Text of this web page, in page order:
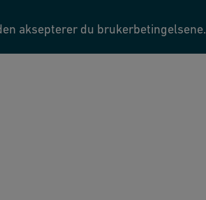
aksepterer du brukerbetingelsene.